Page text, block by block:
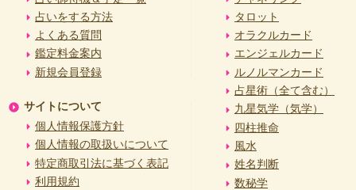
占いをする方法
よくある質問
鑑定料金案内
新規会員登録
サイトについて
個人情報保護方針
個人情報の取扱いについて
特定商取引法に基づく表記
利用規約
タロット
オラクルカード
エンジェルカード
ルノルマンカード
占星術（全て含む）
九星気学（気学）
四柱推命
風水
姓名判断
数秘学